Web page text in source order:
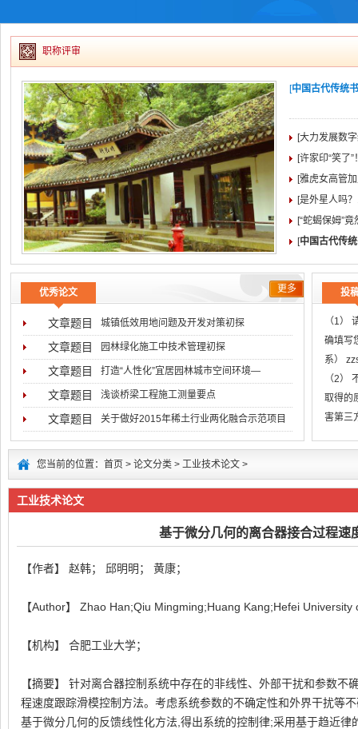
职称评审
[中国古代传统书院
[大力发展数
[许家印“笑了
[雅虎女高管
[是外星人吗
[“蛇蝎保姆”
[中国古代传
优秀论文 更多
城镇低效用地问题及开发对策初探
文章题目
园林绿化施工中技术管理初探
文章题目
打造“人性化”宜居园林城市空间环境―
文章题目
浅谈桥梁工程施工测量要点
文章题目
关于做好2015年稀土行业两化融合示范项目
文章题目
投
（1）
确填写
系）
（2）
取得的
害第三
您当前的位置： 首页 > 论文分类 > 工业技术论文 >
工业技术论文
基于微分几何的离合器接合过程速
【作者】 赵韩； 邱明明； 黄康；
【Author】 Zhao Han;Qiu Mingming;Huang Kang;Hefei University
【机构】 合肥工业大学；
【摘要】 针对离合器控制系统中存在的非线性、外部干扰和参数
程速度跟踪滑模控制方法。考虑系统参数的不确定性和外界干扰等
基于微分几何的反馈线性化方法,得出系统的控制律;采用基于趋近